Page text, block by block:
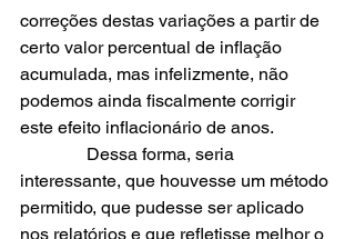
correções destas variações a partir de
certo valor percentual de inflação
acumulada, mas infelizmente, não
podemos ainda fiscalmente corrigir
este efeito inflacionário de anos.
Dessa forma, seria
interessante, que houvesse um método
permitido, que pudesse ser aplicado
nos relatórios e que refletisse melhor o